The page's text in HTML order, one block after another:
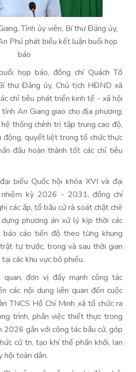
Tỉnh ủy viên, Bí thư Đảng ủy,
Phú phát biểu kết luận buổi họp
báo
họp báo, đồng chí Quách Tố
thư Đảng ủy, Chủ tịch HĐND xã
chỉ tiêu phát triển kinh tế - xã hội
An Giang giao cho địa phương;
thống chính trị tập trung cao độ,
động, quyết liệt trong tổ chức thực
đấu hoàn thành tốt các chỉ tiêu
biểu Quốc hội khóa XVI và đại
kỳ 2026 - 2031, đồng chí
các ấp, tổ bầu cử rà soát chặt chẽ
phương án xử lý kịp thời các
báo cáo tiến độ theo từng khung
tự trước, trong và sau thời gian
các khu vực bỏ phiếu.
quan, đơn vị đẩy mạnh công tác
các nội dung liên quan đến cuộc
TNCS Hồ Chí Minh xã tổ chức ra
trình, phần việc thiết thực trong
2026 gắn với công tác bầu cử, góp
cử tri, tạo khí thế phấn khởi, lan
hội toàn dân.